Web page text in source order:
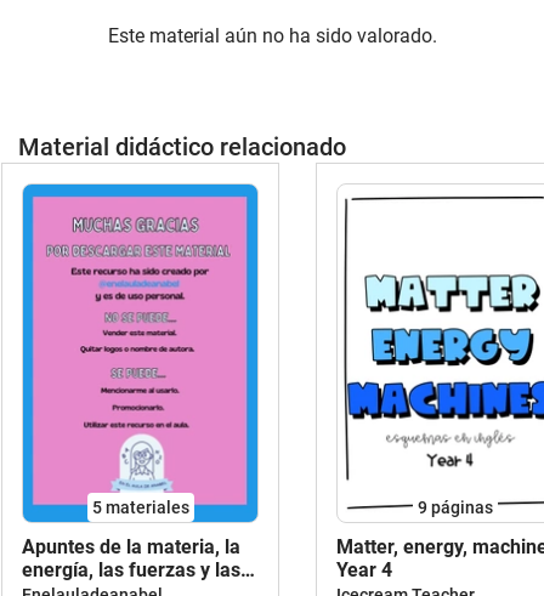
Este material aún no ha sido valorado.
Material didáctico relacionado
5 materiales
Apuntes de la materia, la
energía, las fuerzas y las
9páginas
Matter, energy,
Year 4